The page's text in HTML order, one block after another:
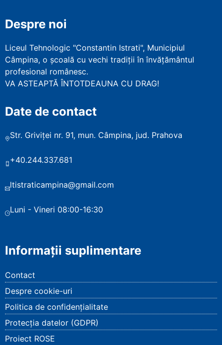
Despre noi
Liceul Tehnologic "Constantin Istrati", Municipiul
Câmpina, o școală cu vechi tradiții în învățământul
profesional românesc.
VA ASTEAPTĂ ÎNTOTDEAUNA CU DRAG!
Date de contact
Str. Griviței nr. 91, mun. Câmpina, jud. Prahova
+40.244.337.681
ltistraticampina@gmail.com
Luni - Vineri 08:00-16:30
Informații suplimentare
Contact
Despre cookie-uri
Politica de confidențialitate
Protecția datelor (GDPR)
Proiect ROSE